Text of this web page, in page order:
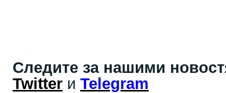
Следите за нашими
Twitter и Telegram